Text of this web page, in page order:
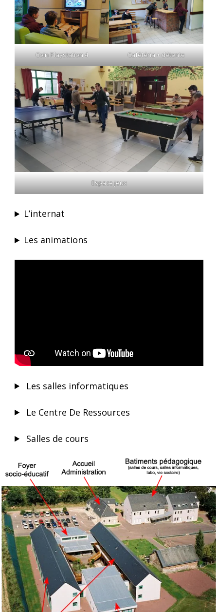
Coin Playstation 4 Cafétéria + détente
Espace jeux
L’internat
Les animations
Les salles informatiques
Le Centre De Ressources
Salles de cours